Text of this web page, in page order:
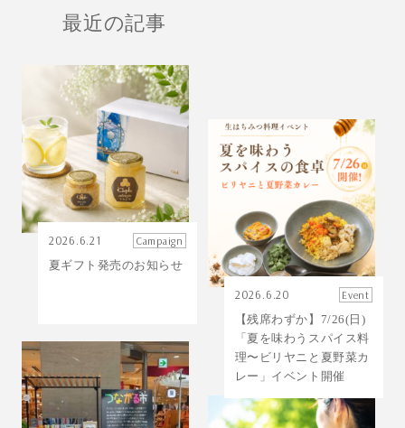
最近の記事
2026.6.21
Campaign
夏ギフト発売のお知らせ
2026.6.20
Event
【残席わずか】7/26(日)
「夏を味わうスパイス料
理〜ビリヤニと夏野菜カ
レー」イベント開催